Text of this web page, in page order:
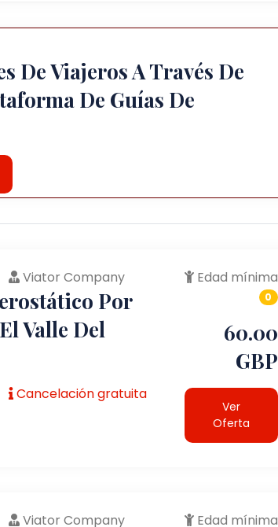
De Viajeros A Través De
De Guías De
Viator Company
Por
Valle Del
Cancelación gratuita
Edad mínima
0
60.00
GBP
Ver
Oferta
Viator Company Edad mínima